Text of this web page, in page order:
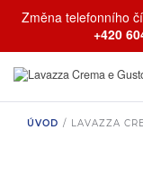
Změna telefonního
+420
ÚVOD / LAVAZZA